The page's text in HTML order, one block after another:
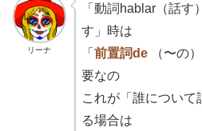
リーナ
「動詞hablar（話す
す」時は
「 前置詞de
（〜の
要なの
これが「誰について
る場合は